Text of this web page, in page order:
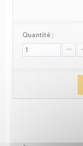
Quantité :